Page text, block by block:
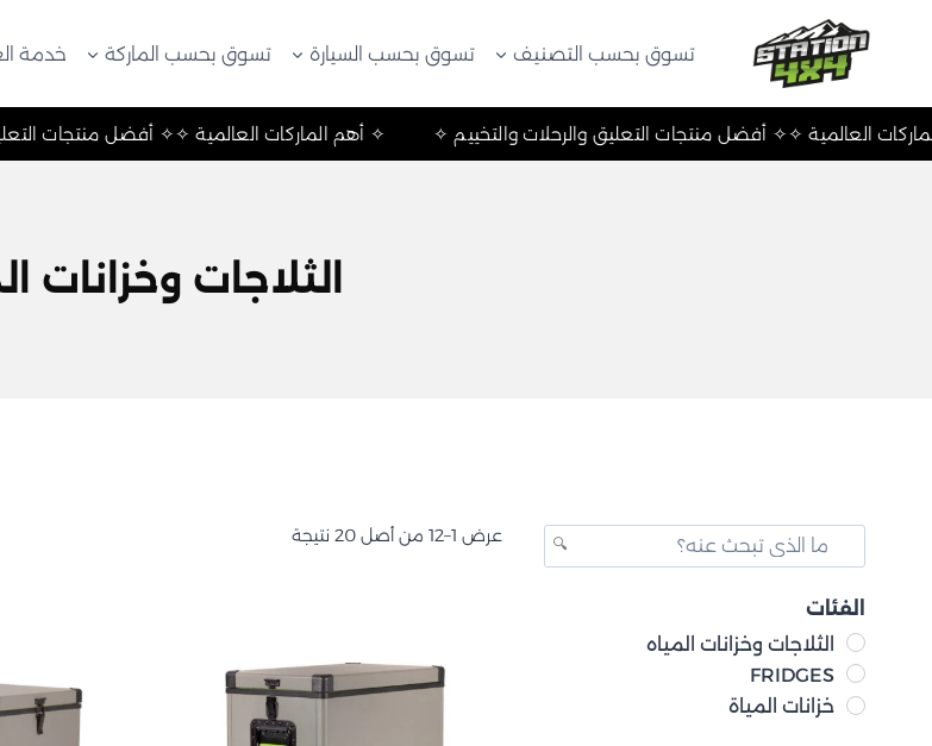
تسوق بحسب التصنيف تسوق بحسب السيارة تسوق بحسب الماركة خدمة
✧ أفضل ✧ أهم الماركات العالمية ✧ ✧ أفضل منتجات التعليق والرحلات والتخييم ✧ ✧ أهم الماركات العالمية ✧
الثلاجات وخزانات
عرض 1–12 من أصل 20 نتيجة
الفئات
الثلاجات وخزانات المياه
FRIDGES
خزانات المياة